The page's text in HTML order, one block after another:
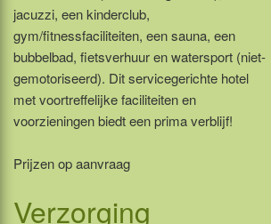
jacuzzi, een kinderclub,
gym/fitnessfaciliteiten, een sauna, een
bubbelbad, fietsverhuur en watersport (niet-
gemotoriseerd). Dit servicegerichte hotel
met voortreffelijke faciliteiten en
voorzieningen biedt een prima verblijf!
Prijzen op aanvraag
Verzorging